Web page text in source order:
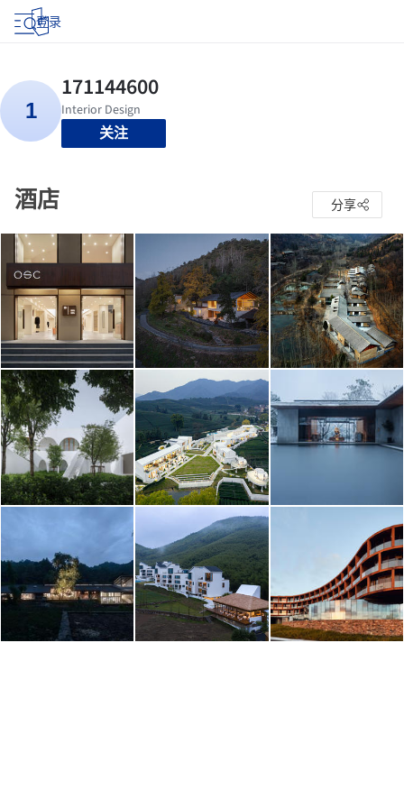
登录
关注
酒店 分享